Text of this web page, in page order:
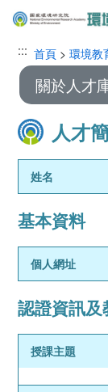
跳到主要內容區塊
:::
::: 首頁 >環境教
關於人才
人才
姓名
基本資料
個人網址
認證資訊
授課主題